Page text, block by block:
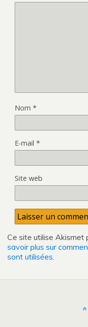
Nom *
E-mail *
Site web
Ce site utilise Akismet
savoir plus sur
sont utilisées